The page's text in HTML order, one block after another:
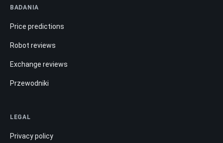
BADANIA
Price predictions
Robot reviews
Exchange reviews
Przewodniki
LEGAL
Privacy policy